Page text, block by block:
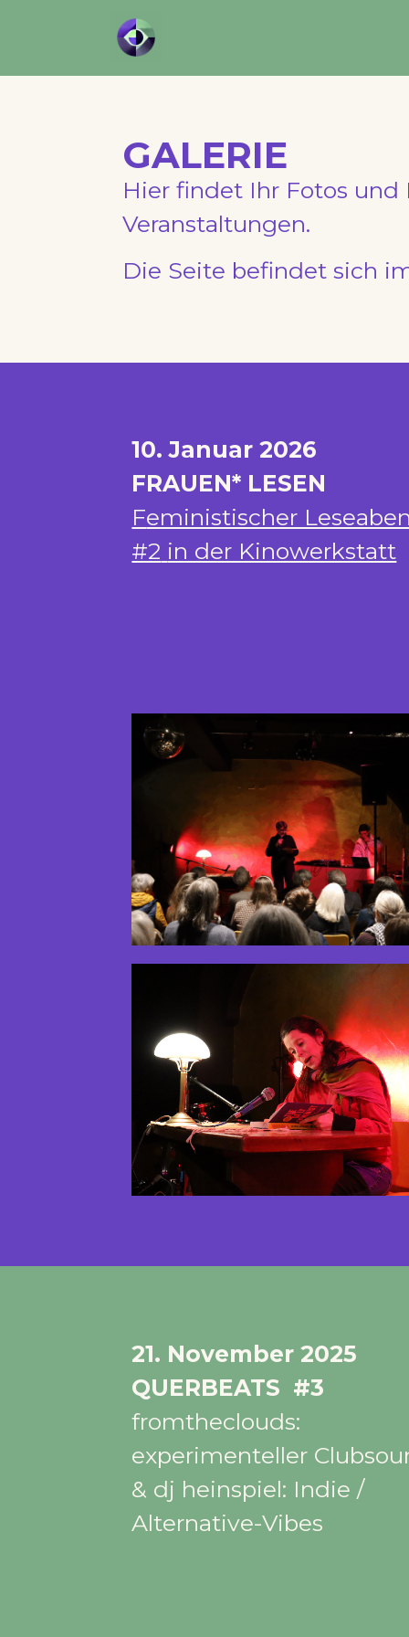
GALERIE
Hier findet Ihr Fotos
Veranstaltungen.
Die Seite befindet sich
10. Januar 2026
FRAUEN* LESEN
Feministischer
#2 in der Kinowerkstatt
21. November 2025
QUERBEATS #3
fromtheclouds:
experimenteller
& dj heinspiel: Indie /
Alternative-Vibes